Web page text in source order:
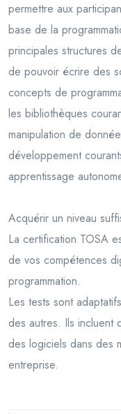
permettre aux
base de la
principales structures
de pouvoir écrire des
concepts de
les bibliothèques
manipulation de
développement
apprentissage
Acquérir un niveau
La certification TOSA
de vos compétences
programmation.
Les tests sont
des autres. Ils incluent
des logiciels dans des
entreprise.